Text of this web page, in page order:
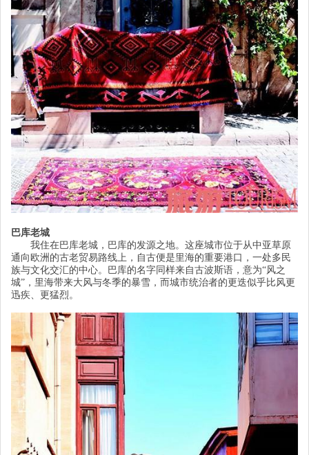
巴库老城
我住在巴库老城，巴库的发源之地。这座城市位于从中亚草原
通向欧洲的古老贸易路线上，自古便是里海的重要港口，一处多民
族与文化交汇的中心。巴库的名字同样来自古波斯语，意为“风之
城”，里海带来大风与冬季的暴雪，而城市统治者的更迭似乎比风更
迅疾、更猛烈。